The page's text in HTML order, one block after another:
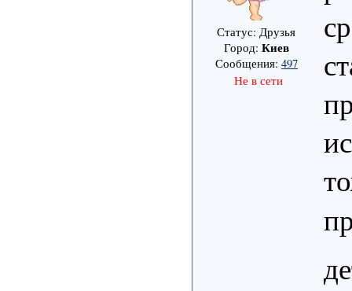
Статус: Друзья
Город: Киев
Сообщения: 497
Не в сети